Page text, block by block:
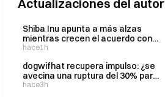
Actualizaciones del autor
Shiba Inu apunta a más alzas
mientras crecen el acuerdo con
Emirates y el interés de búsqueda
hace1h
dogwifhat recupera impulso: ¿se
avecina una ruptura del 30% para
WIF?
hace3h